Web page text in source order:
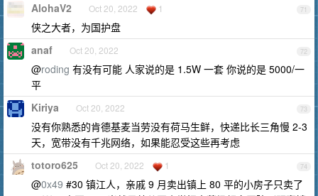
71
AlohaV2 Oct 20, 2022 1
侠之大者，为国护盘
72
anaf Oct 20, 2022
@roding 有没有可能 人家说的是 1.5W 一套 你说的是 5000/一
平
73
Kiriya Oct 20, 2022
没有你熟悉的肯德基麦当劳没有荷马生鲜，快递比长三角慢 2-3
天，宽带没有千兆网络，如果能忍受这些再考虑
74
totoro625 Oct 20, 2022 1
@0x49 #30 镇江人，亲戚 9 月卖出镇上 80 平的小房子只卖了